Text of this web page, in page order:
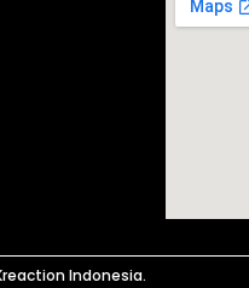
Indonesia.